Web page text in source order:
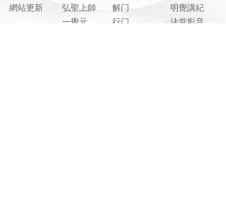
網站更新
弘聖上師
一覺元
解门
行门
明覺講紀
法堂影音